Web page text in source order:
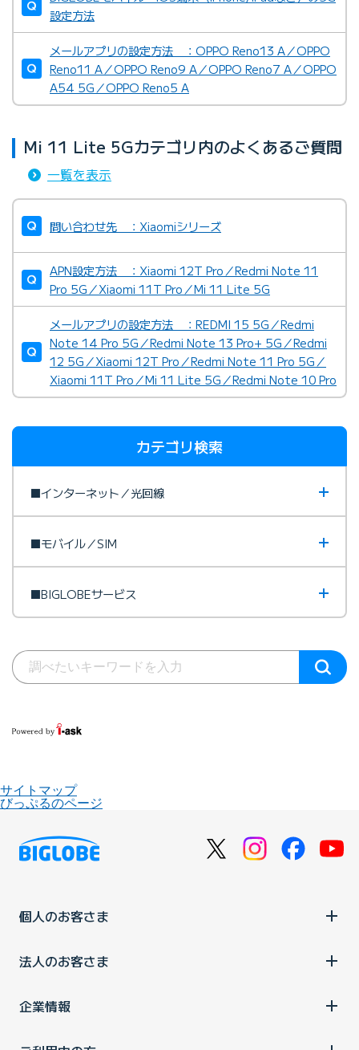
設定方法
メールアプリの設定方法 ：OPPO Reno13 A／OPPO
Reno11 A／OPPO Reno9 A／OPPO Reno7 A／OPPO
A54 5G／OPPO Reno5 A
Mi 11 Lite 5Gカテゴリ内のよくあるご質問
一覧を表示
問い合わせ先 ：Xiaomiシリーズ
APN設定方法 ：Xiaomi 12T Pro／Redmi Note 11
Pro 5G／Xiaomi 11T Pro／Mi 11 Lite 5G
メールアプリの設定方法 ：REDMI 15 5G／Redmi
Note 14 Pro 5G／Redmi Note 13 Pro+ 5G／Redmi
12 5G／Xiaomi 12T Pro／Redmi Note 11 Pro 5G／
Xiaomi 11T Pro／Mi 11 Lite 5G／Redmi Note 10 Pro
カテゴリ検索
■インターネット／光回線
■モバイル／SIM
■BIGLOBEサービス
サイトマップ
びっぷるのページ
個人のお客さま
法人のお客さま
企業情報